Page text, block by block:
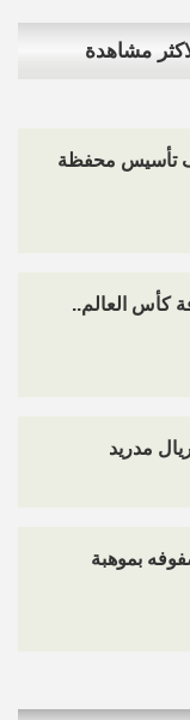
مشاهدة
تأسيس محفظة
كأس العالم..
مدريد
بموهبة